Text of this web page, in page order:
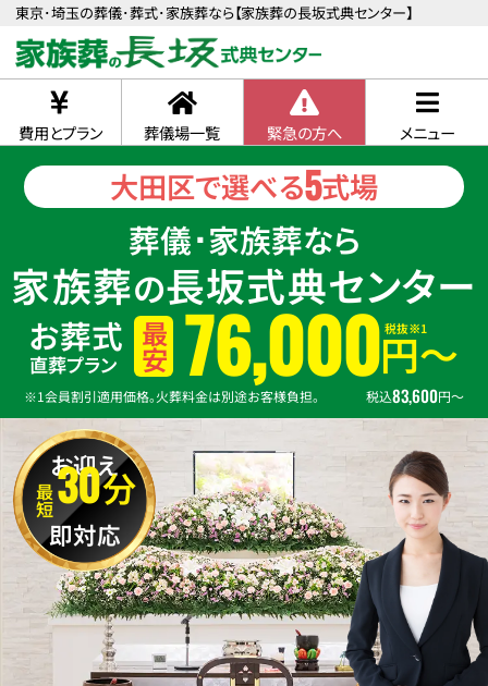
東京･埼玉の葬儀･葬式･家族葬なら【家族葬の長坂式典センター】
費用とプラン 葬儀場一覧 緊急の方へ メニュー
大田区で選べる5式場
葬儀･家族葬なら
家族葬の長坂式典センター
お葬式
直葬プラン 最安 76,000円〜
税抜※1
※1会員割引適用価格。火葬料金は別途お客様負担。 税込83,600円〜
お迎え
最短30分
即対応